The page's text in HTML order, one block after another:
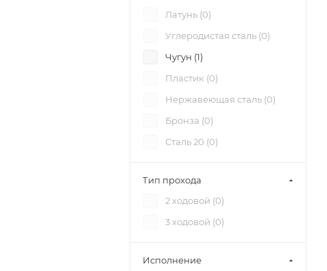
Латунь (0)
Углеродистая сталь (0)
Чугун (1)
Пластик (0)
Нержавеющая сталь (0)
Бронза (0)
Сталь 20 (0)
Тип прохода
2 ходовой (0)
3 ходовой (0)
Исполнение